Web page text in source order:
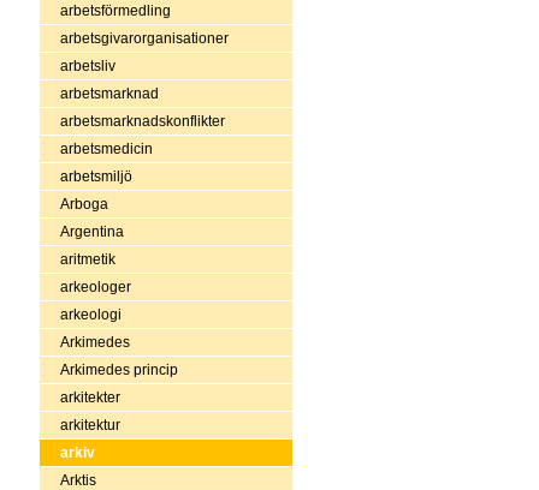
arbetsförmedling
arbetsgivarorganisationer
arbetsliv
arbetsmarknad
arbetsmarknadskonflikter
arbetsmedicin
arbetsmiljö
Arboga
Argentina
aritmetik
arkeologer
arkeologi
Arkimedes
Arkimedes princip
arkitekter
arkitektur
arkiv
Arktis